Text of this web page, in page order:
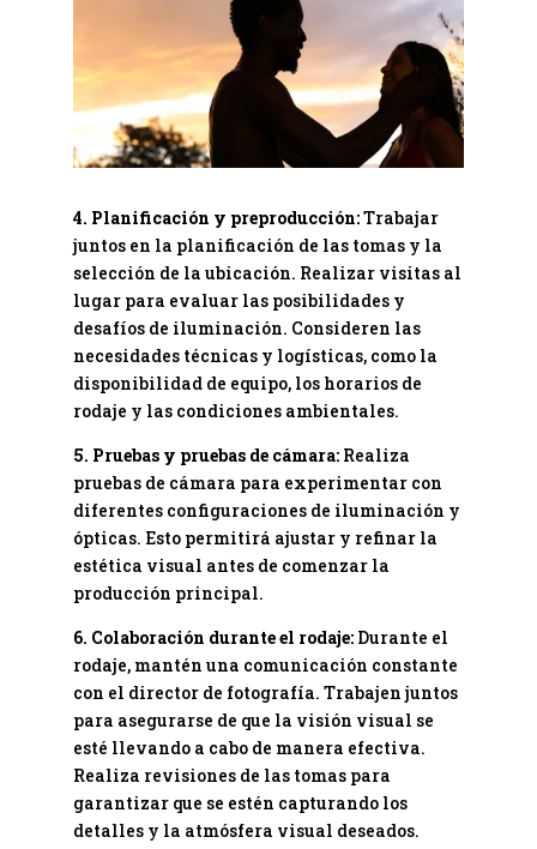
4. Planificación y preproducción:Trabajar
juntos en la planificación de las tomas y la
selección de la ubicación. Realizar visitas al
lugar para evaluar las posibilidades y
desafíos de iluminación. Consideren las
necesidades técnicas y logísticas, como la
disponibilidad de equipo, los horarios de
rodaje y las condiciones ambientales.
5. Pruebas y pruebas de cámara:Realiza
pruebas de cámara para experimentar con
diferentes configuraciones de iluminación y
ópticas. Esto permitirá ajustar y refinar la
estética visual antes de comenzar la
producción principal.
6. Colaboración durante el rodaje:Durante el
rodaje, mantén una comunicación constante
con el director de fotografía. Trabajen juntos
para asegurarse de que la visión visual se
esté llevando a cabo de manera efectiva.
Realiza revisiones de las tomas para
garantizar que se estén capturando los
detalles y la atmósfera visual deseados.